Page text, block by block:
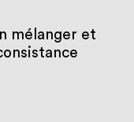
mélanger et